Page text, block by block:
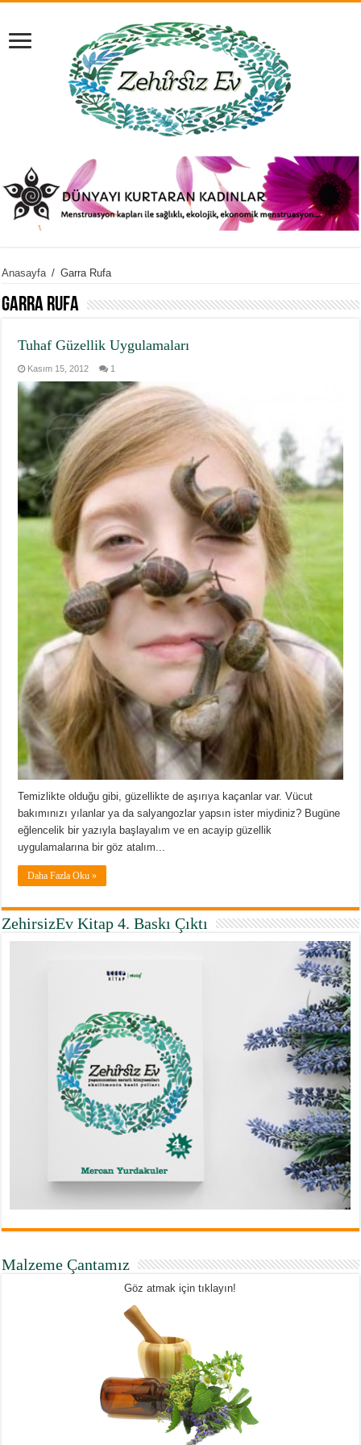
Anasayfa / Garra Rufa
Garra Rufa
Tuhaf Güzellik Uygulamaları
Kasım 15, 2012 1
Temizlikte olduğu gibi, güzellikte de aşırıya kaçanlar var. Vücut
bakımınızı yılanlar ya da salyangozlar yapsın ister miydiniz? Bugüne
eğlencelik bir yazıyla başlayalım ve en acayip güzellik
uygulamalarına bir göz atalım...
Daha Fazla Oku »
ZehirsizEv Kitap 4. Baskı Çıktı
Malzeme Çantamız
Göz atmak için tıklayın!